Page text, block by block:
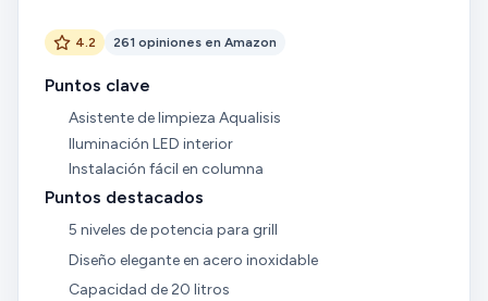
4.2 261 opiniones en Amazon
Puntos clave
Asistente de limpieza Aqualisis
Iluminación LED interior
Instalación fácil en columna
Puntos destacados
5 niveles de potencia para grill
Diseño elegante en acero inoxidable
Capacidad de 20 litros